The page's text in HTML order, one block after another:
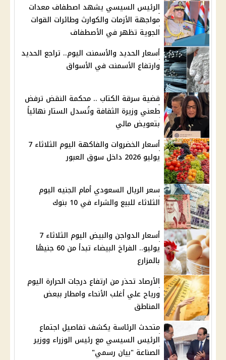
الرئيس السيسي يشهد اصطفاف معدات
مواجهة الأزمات والكوارث وطائرات القوات
الجوية تظهر في الأصطفاف
أسعار الحديد والأسمنت اليوم.. تراجع الحديد
وارتفاع الأسمنت في الأسواق
قضية سرقة الكتاب .. محكمة النقض ترفض
طعني وزيرة الثقافة وتُسدل الستار نهائياً
بتعويض مالي
أسعار الخضروات والفاكهة اليوم الثلاثاء 7
يوليو 2026 داخل سوق العبور
سعر الريال السعودي أمام الجنيه اليوم
الثلاثاء للبيع والشراء في 10 بنوك
أسعار الدواجن والبيض اليوم الثلاثاء 7
يوليو.. الفراخ البيضاء تبدأ من 60 جنيهًا
بالمزارع
الأرصاد تحذر من ارتفاع درجات الحرارة اليوم
ورياح علي أغلب الأنحاء وامطار ببعض
المناطق
متحدث الرئاسة يكشف تفاصيل اجتماع
الرئيس السيسي مع رئيس الوزراء ووزير
الصناعة "بيان رسمي"